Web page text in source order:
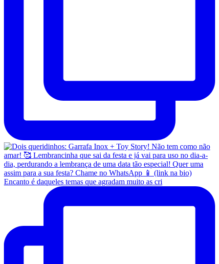
Encanto é daqueles temas que agradam muito as cri